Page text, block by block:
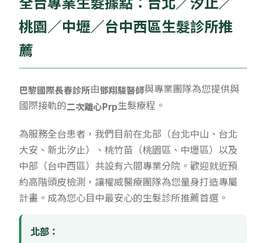
桃園／中壢／台中西區生髮診所推
薦
巴黎國際長春診所由鄧翔駿醫師與專業團隊為您提供與
國際接軌的二次離心Prp生髮療程。
為服務全台患者，我們目前在北部（台北中山、台北
大安、新北汐止）、桃竹苗（桃園區、中壢區）以及
中部（台中西區）共設有六間專業分院。歡迎就近預
約高階頭皮檢測，讓權威醫療團隊為您量身打造專屬
計畫。成為您心目中最安心的生髮診所推薦首選。
北部：